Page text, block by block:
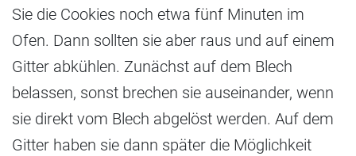
Sie die Cookies noch etwa fünf Minuten im
Ofen. Dann sollten sie aber raus und auf einem
Gitter abkühlen. Zunächst auf dem Blech
belassen, sonst brechen sie auseinander, wenn
sie direkt vom Blech abgelöst werden. Auf dem
Gitter haben sie dann später die Möglichkeit